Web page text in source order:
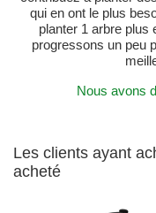
qui en ont le plus
planter 1 arbre plus
progressons un peu
Nous avons
Les clients ayant
acheté